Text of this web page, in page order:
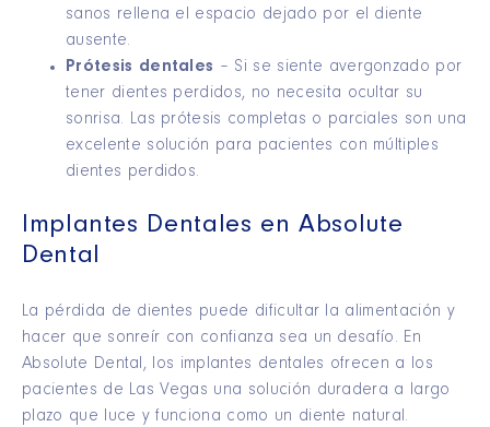
sanos rellena el espacio dejado por el diente
ausente.
Prótesis dentales – Si se siente avergonzado por
tener dientes perdidos, no necesita ocultar su
sonrisa. Las prótesis completas o parciales son una
excelente solución para pacientes con múltiples
dientes perdidos.
Implantes Dentales en Absolute
Dental
La pérdida de dientes puede dificultar la alimentación y
hacer que sonreír con confianza sea un desafío. En
Absolute Dental, los implantes dentales ofrecen a los
pacientes de Las Vegas una solución duradera a largo
plazo que luce y funciona como un diente natural.